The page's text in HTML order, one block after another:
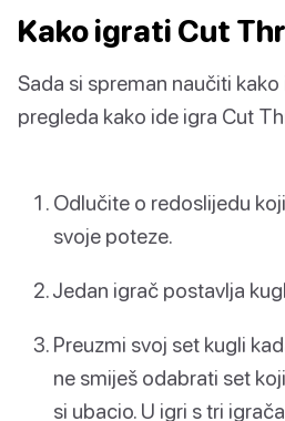
Kako igrati Cut
Sada si spreman naučiti kako
pregleda kako ide igra Cut
Odlučite o redoslijedu
svoje poteze.
Jedan igrač postavlja
Preuzmi svoj set kugli
ne smiješ odabrati set
si ubacio. U igri s tri